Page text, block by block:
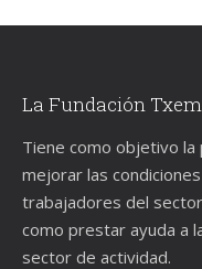
La Fundación
Tiene como objetivo la
mejorar las
trabajadores del
como prestar ayuda a
sector de actividad.